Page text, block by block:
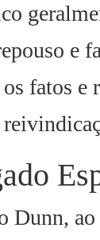
e
fatos e
Dunn, ao